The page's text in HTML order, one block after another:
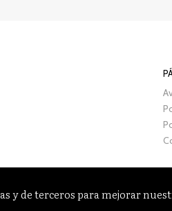
y de terceros para mejorar